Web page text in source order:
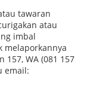
tawaran
atau
imbal
melaporkannya
157, WA (081 157
email: